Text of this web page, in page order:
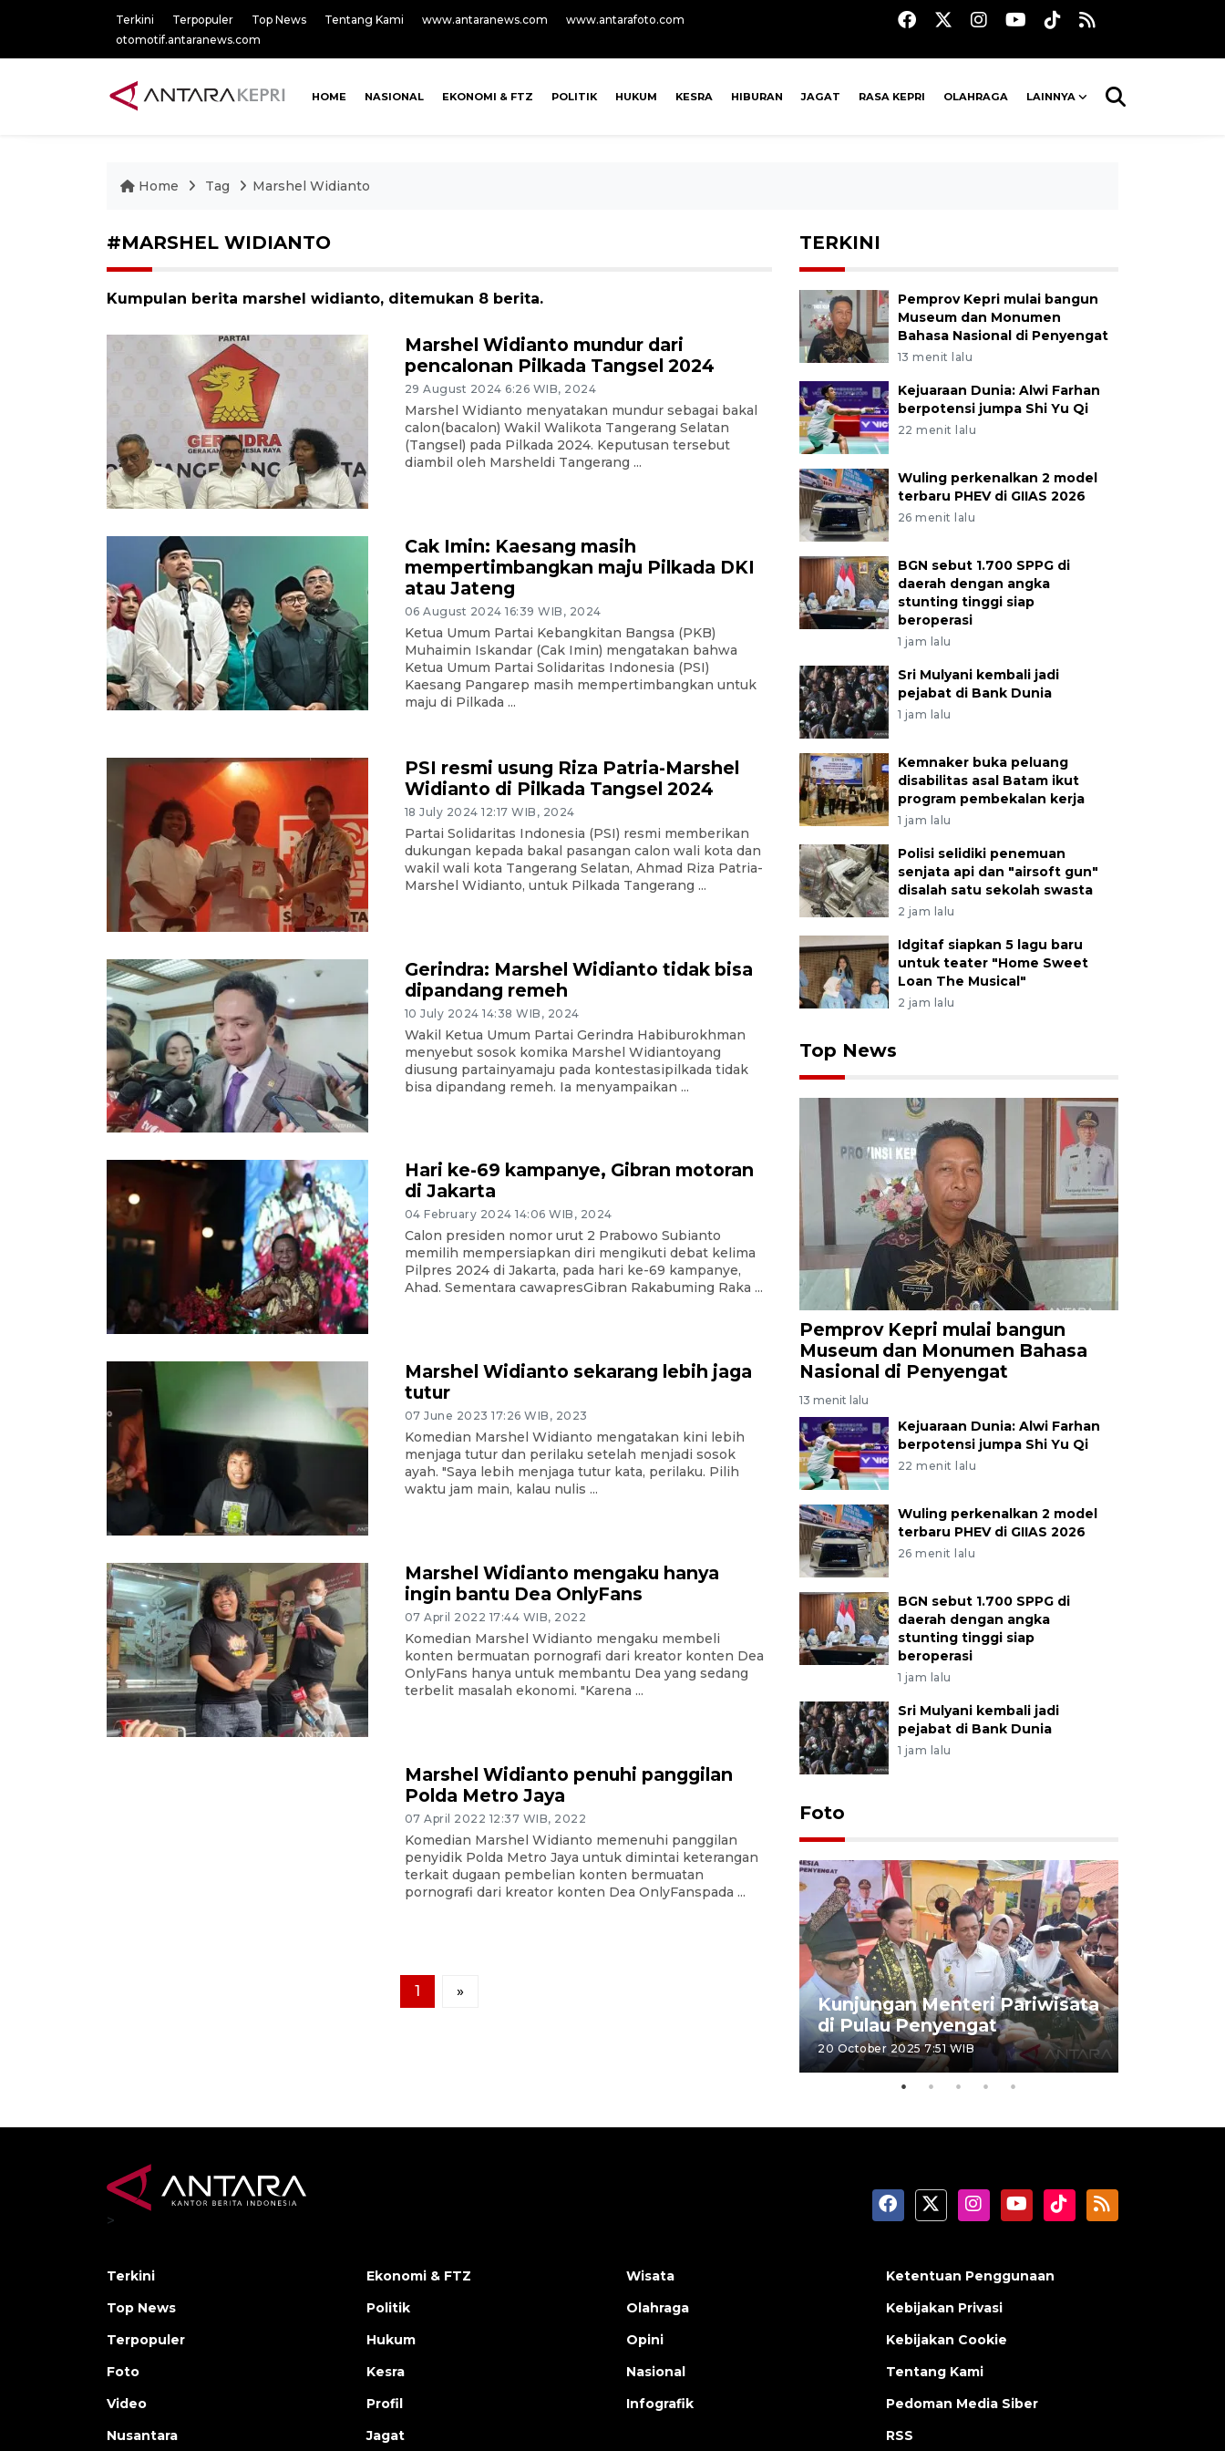
Terkini Terpopuler Top News Tentang Kami www.antaranews.com
www.antarafoto.com
otomotif.antaranews.com
HOME NASIONAL EKONOMI & FTZ POLITIK HUKUM KESRA HIBURAN JAGAT RASA KEPRI OLAHRAGA LAINNYA
Home Tag Marshel Widianto
#MARSHEL WIDIANTO
Kumpulan berita marshel widianto, ditemukan 8 berita.
Marshel Widianto mundur dari
pencalonan Pilkada Tangsel 2024
29 August 2024 6:26 WIB, 2024
Marshel Widianto menyatakan mundur sebagai bakal
calon(bacalon) Wakil Walikota Tangerang Selatan
(Tangsel) pada Pilkada 2024. Keputusan tersebut
diambil oleh Marsheldi Tangerang ...
Cak Imin: Kaesang masih
mempertimbangkan maju Pilkada DKI
atau Jateng
06 August 2024 16:39 WIB, 2024
Ketua Umum Partai Kebangkitan Bangsa (PKB)
Muhaimin Iskandar (Cak Imin) mengatakan bahwa
Ketua Umum Partai Solidaritas Indonesia (PSI)
Kaesang Pangarep masih mempertimbangkan untuk
maju di Pilkada ...
PSI resmi usung Riza Patria-Marshel
Widianto di Pilkada Tangsel 2024
18 July 2024 12:17 WIB, 2024
Partai Solidaritas Indonesia (PSI) resmi memberikan
dukungan kepada bakal pasangan calon wali kota dan
wakil wali kota Tangerang Selatan, Ahmad Riza Patria-
Marshel Widianto, untuk Pilkada Tangerang ...
Gerindra: Marshel Widianto tidak bisa
dipandang remeh
10 July 2024 14:38 WIB, 2024
Wakil Ketua Umum Partai Gerindra Habiburokhman
menyebut sosok komika Marshel Widiantoyang
diusung partainyamaju pada kontestasipilkada tidak
bisa dipandang remeh. Ia menyampaikan ...
Hari ke-69 kampanye, Gibran motoran
di Jakarta
04 February 2024 14:06 WIB, 2024
Calon presiden nomor urut 2 Prabowo Subianto
memilih mempersiapkan diri mengikuti debat kelima
Pilpres 2024 di Jakarta, pada hari ke-69 kampanye,
Ahad. Sementara cawapresGibran Rakabuming Raka ...
Marshel Widianto sekarang lebih jaga
tutur
07 June 2023 17:26 WIB, 2023
Komedian Marshel Widianto mengatakan kini lebih
menjaga tutur dan perilaku setelah menjadi sosok
ayah. "Saya lebih menjaga tutur kata, perilaku. Pilih
waktu jam main, kalau nulis ...
Marshel Widianto mengaku hanya
ingin bantu Dea OnlyFans
07 April 2022 17:44 WIB, 2022
Komedian Marshel Widianto mengaku membeli
konten bermuatan pornografi dari kreator konten Dea
OnlyFans hanya untuk membantu Dea yang sedang
terbelit masalah ekonomi. "Karena ...
Marshel Widianto penuhi panggilan
Polda Metro Jaya
07 April 2022 12:37 WIB, 2022
Komedian Marshel Widianto memenuhi panggilan
penyidik Polda Metro Jaya untuk dimintai keterangan
terkait dugaan pembelian konten bermuatan
pornografi dari kreator konten Dea OnlyFanspada ...
1 »
TERKINI
Pemprov Kepri mulai bangun
Museum dan Monumen
Bahasa Nasional di Penyengat
13 menit lalu
Kejuaraan Dunia: Alwi Farhan
berpotensi jumpa Shi Yu Qi
22 menit lalu
Wuling perkenalkan 2 model
terbaru PHEV di GIIAS 2026
26 menit lalu
BGN sebut 1.700 SPPG di
daerah dengan angka
stunting tinggi siap
beroperasi
1 jam lalu
Sri Mulyani kembali jadi
pejabat di Bank Dunia
1 jam lalu
Kemnaker buka peluang
disabilitas asal Batam ikut
program pembekalan kerja
1 jam lalu
Polisi selidiki penemuan
senjata api dan "airsoft gun"
disalah satu sekolah swasta
2 jam lalu
Idgitaf siapkan 5 lagu baru
untuk teater "Home Sweet
Loan The Musical"
2 jam lalu
Top News
Pemprov Kepri mulai bangun
Museum dan Monumen Bahasa
Nasional di Penyengat
13 menit lalu
Kejuaraan Dunia: Alwi Farhan
berpotensi jumpa Shi Yu Qi
22 menit lalu
Wuling perkenalkan 2 model
terbaru PHEV di GIIAS 2026
26 menit lalu
BGN sebut 1.700 SPPG di
daerah dengan angka
stunting tinggi siap
beroperasi
1 jam lalu
Sri Mulyani kembali jadi
pejabat di Bank Dunia
1 jam lalu
Foto
Kunjungan Menteri Pariwisata
di Pulau Penyengat
20 October 2025 7:51 WIB
>
Terkini
Top News
Terpopuler
Foto
Video
Nusantara
Ekonomi & FTZ
Politik
Hukum
Kesra
Profil
Jagat
Wisata
Olahraga
Opini
Nasional
Infografik
Ketentuan Penggunaan
Kebijakan Privasi
Kebijakan Cookie
Tentang Kami
Pedoman Media Siber
RSS